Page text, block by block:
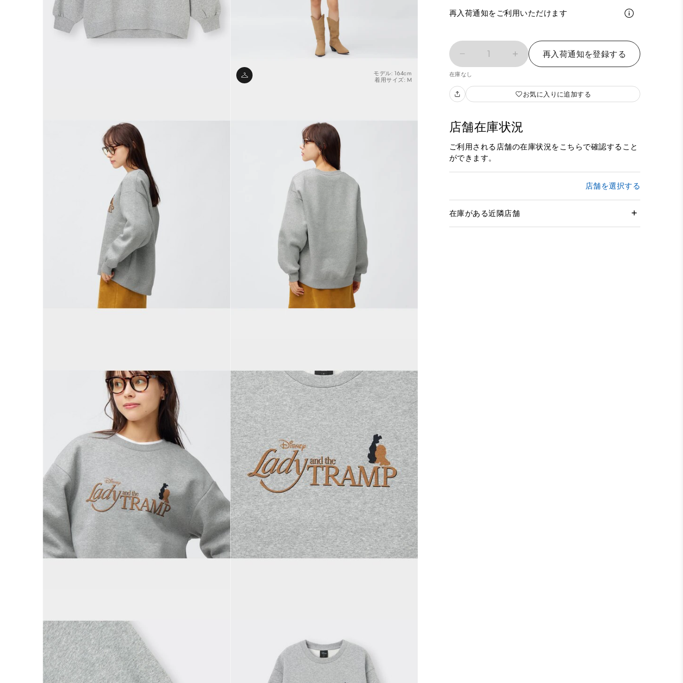
再入荷通知をご利用いただけます
1 再入荷通知を登録する
在庫なし
お気に入りに追加する
店舗在庫状況
ご利用される店舗の在庫状況をこちらで確認すること
ができます。
店舗を選択する
在庫がある近隣店舗
モデル: 164cm
着用サイズ: M